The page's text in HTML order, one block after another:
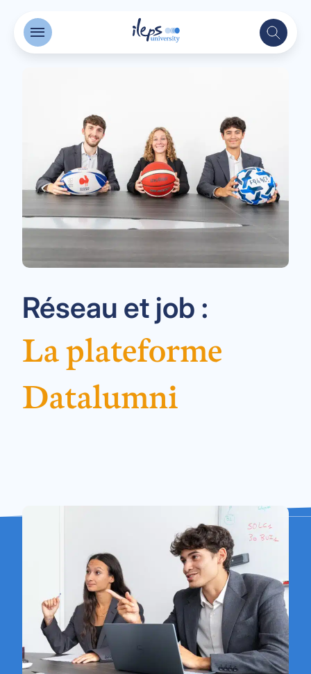
Réseau et job :
La plateforme
Datalumni